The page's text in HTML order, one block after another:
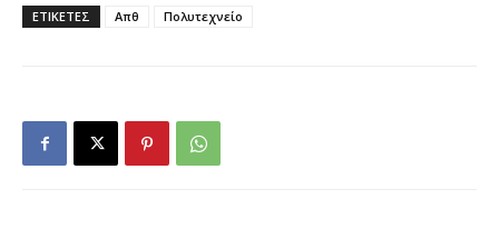
ΕΤΙΚΕΤΕΣ Απθ Πολυτεχνείο